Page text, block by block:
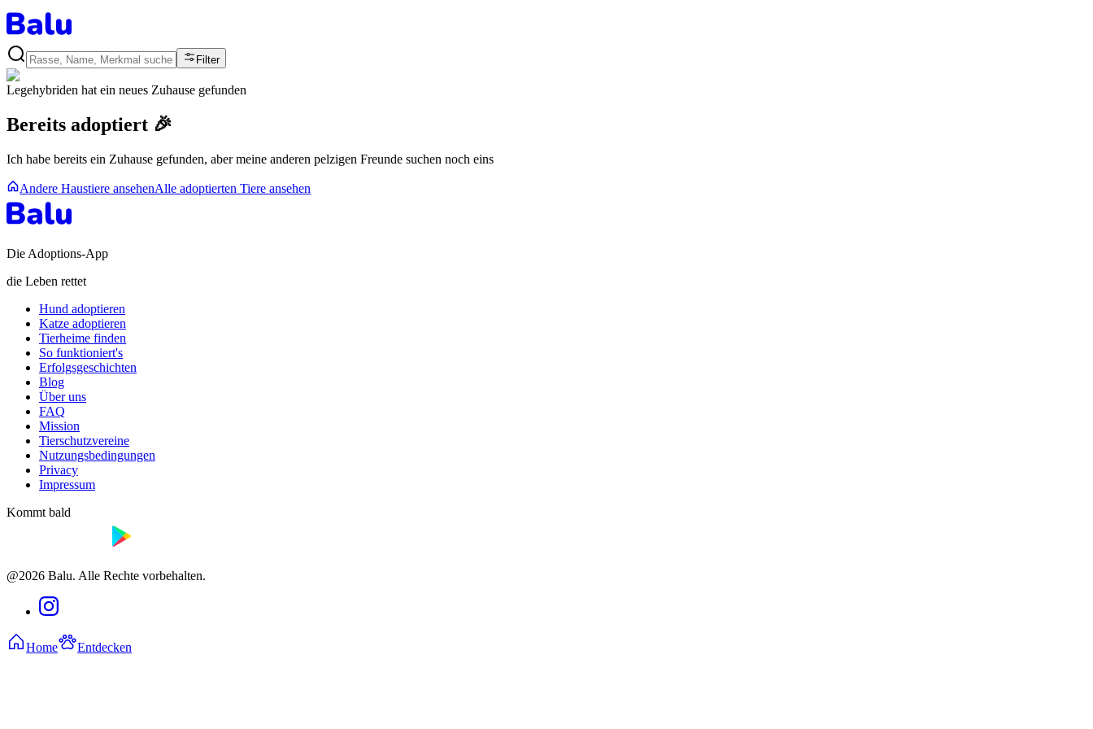
Filter
Legehybriden hat ein neues Zuhause gefunden
Bereits adoptiert 🎉
Ich habe bereits ein Zuhause gefunden, aber meine anderen pelzigen Freunde suchen noch eins
Andere Haustiere ansehenAlle adoptierten Tiere ansehen
Die Adoptions-App
die Leben rettet
Hund adoptieren
Katze adoptieren
Tierheime finden
So funktioniert's
Erfolgsgeschichten
Blog
Über uns
FAQ
Mission
Tierschutzvereine
Nutzungsbedingungen
Privacy
Impressum
Kommt bald
@2026 Balu. Alle Rechte vorbehalten.
Home Entdecken